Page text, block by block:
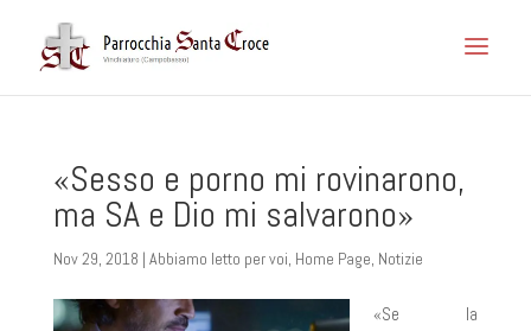
«Sesso e porno mi rovinarono,
ma SA e Dio mi salvarono»
Nov 29, 2018 | Abbiamo letto per voi, Home Page, Notizie
«Se la